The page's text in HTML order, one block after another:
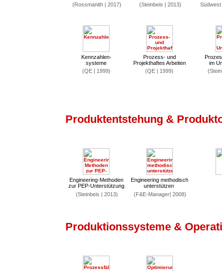
(Rossmanith | 2017)
(Steinbeis | 2013)
Kennzahlen-
systeme
Prozess- und
Projekthaftes Arbeiten
im
(QE | 1999)
(QE | 1999)
Produktentstehung &
Engineering-Methoden
zur PEP-Unterstützung
Engineering methodisch
unterstützen
(Steinbeis | 2013)
(F&E-Manager| 2008)
Produktionssysteme &